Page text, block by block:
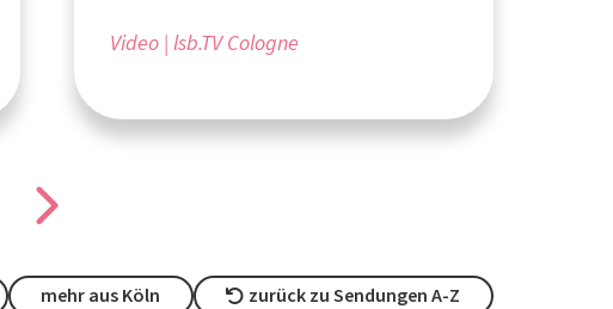
Köln
Video lsb.TV Cologne
mehr aus Köln zurück zu Sendungen A-Z